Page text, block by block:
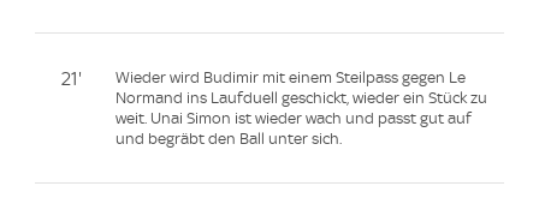
21'
Wieder wird Budimir mit einem Steilpass gegen Le
Normand ins Laufduell geschickt, wieder ein Stück zu
weit. Unai Simon ist wieder wach und passt gut auf
und begräbt den Ball unter sich.